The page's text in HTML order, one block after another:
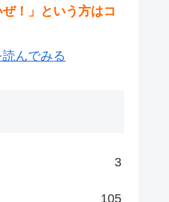
ぜ！」という方はコ
んでみる
3
105